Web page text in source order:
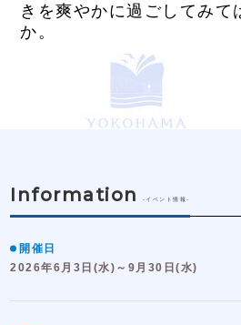
きを爽やかに過ごしてみて
か。
Information -イベント情報-
開催日
2026年6月3日(水)～9月30日(水)